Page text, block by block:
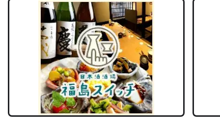
ログイン
会員登録
お知らせ